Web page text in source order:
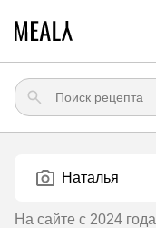
Наталья
На сайте с 2024 года